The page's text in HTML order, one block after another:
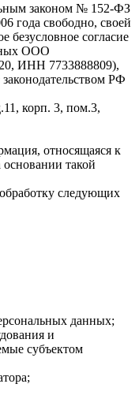
законом № 152-ФЗ
года свободно, своей
безусловное согласие
ООО
ИНН 7733888809),
РФ
корп. 3, пом.3,
относящаяся к
такой
следующих
данных;
и
субъектом